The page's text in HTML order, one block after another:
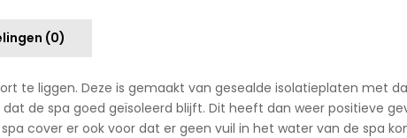
(0)
te liggen. Deze is gemaakt van gesealde isolatieplaten met
de spa goed geïsoleerd blijft. Dit heeft dan weer positieve
cover er ook voor dat er geen vuil in het water van de spa